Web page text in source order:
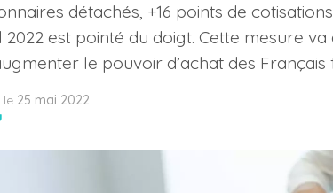
détachés, +16 points de
2022 est pointé du doigt. Cette mesure
le pouvoir d’achat des
le 25 mai 2022